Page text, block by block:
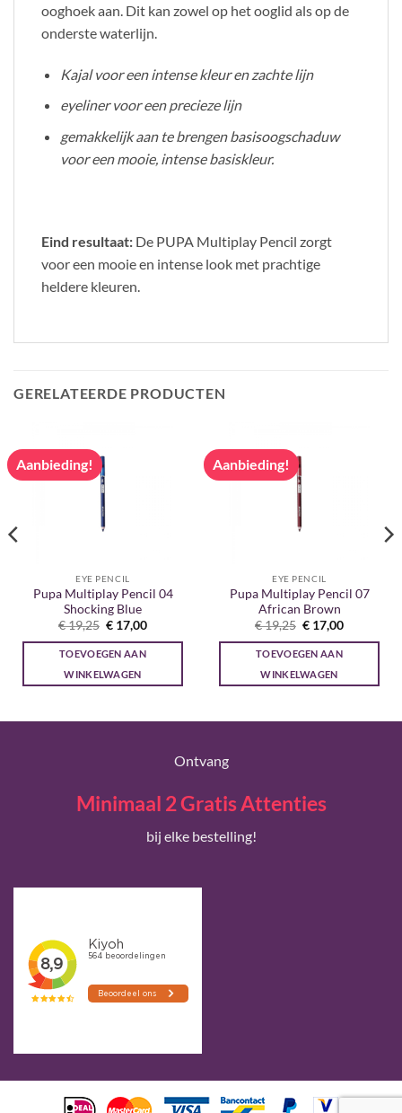
ooghoek aan. Dit kan zowel op het ooglid als op de
onderste waterlijn.
Kajal voor een intense kleur en zachte lijn
eyeliner voor een precieze lijn
gemakkelijk aan te brengenbasisoogschaduw
voor een mooie, intense basiskleur.
Eind resultaat: De PUPA Multiplay Pencil zorgt
voor een mooie en intense look met prachtige
heldere kleuren.
GERELATEERDE PRODUCTEN
Aanbieding!
EYE PENCIL
Pupa Multiplay Pencil 04
Shocking Blue
€19,25 Oorspronkelijke
prijs
was:
€ 19,25.
€ 17,00Huidige
is:
TOEVOEGEN AAN
WINKELWAGEN
Aanbieding!
EYE PENCIL
Pupa Multiplay Pencil 07
African Brown
€19,25 Oorspronkelijke
prijs
was:
€ 19,25.
€ 17,00Huidige
is:
TOEVOEGEN AAN
WINKELWAGEN
Ontvang
Minimaal 2 Gratis Attenties
bij elke bestelling!